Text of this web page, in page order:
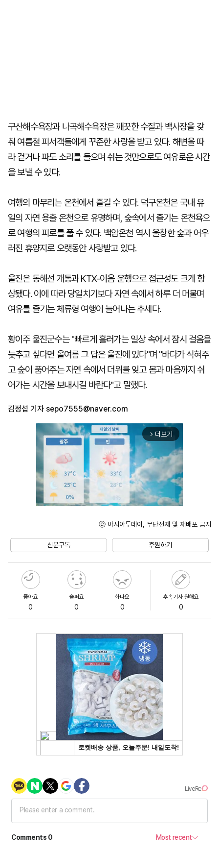
구산해수욕장과 나곡해수욕장은 깨끗한 수질과 백사장을 갖
춰 여름철 피서객들에게 꾸준한 사랑을 받고 있다. 해변을 따
라 걷거나 파도 소리를 들으며 쉬는 것만으로도 여유로운 시간
을 보낼 수 있다.
여행의 마무리는 온천에서 즐길 수 있다. 덕구온천은 국내 유
일의 자연 용출 온천으로 유명하며, 숲속에서 즐기는 온천욕으
로 여행의 피로를 풀 수 있다. 백암온천 역시 울창한 숲과 어우
러진 휴양지로 오랫동안 사랑받고 있다.
울진은 동해선 개통과 KTX-이음 운행으로 접근성도 크게 향
상됐다. 이에 따라 당일치기보다 자연 속에서 하루 더 머물며
여유를 즐기는 체류형 여행이 늘어나는 추세다.
황이주 울진군수는 "빠르게 흘러가는 일상 속에서 잠시 걸음을
늦추고 싶다면 올여름 그 답은 울진에 있다"며 "바다가 식혀주
고 숲이 품어주는 자연 속에서 더위를 잊고 몸과 마음까지 쉬
어가는 시간을 보내시길 바란다"고 말했다.
김정섭 기자 sepo7555@naver.com
arrow_forward_ios 더보기
ⓒ 아시아투데이, 무단전재 및 재배포 금지
신문구독 후원하기
좋아요
0
슬퍼요
0
화나요
0
후속기사 원해요
0